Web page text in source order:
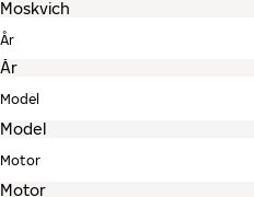
År
Model
Motor